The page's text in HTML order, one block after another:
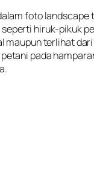
foto landscape
hiruk-pikuk
maupun terlihat
pada